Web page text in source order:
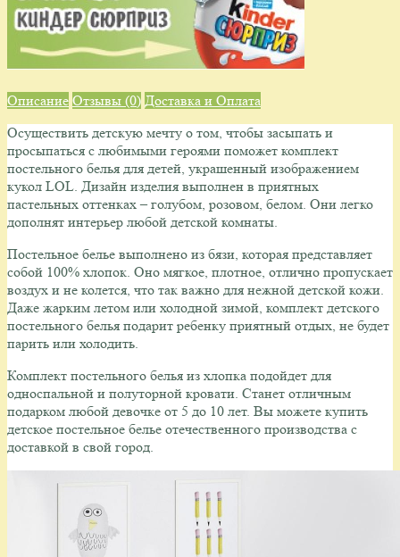
Описание Отзывы (0) Доставка и Оплата
Осуществить детскую мечту о том, чтобы засыпать и
просыпаться с любимыми героями поможет комплект
постельного белья для детей, украшенный изображением
кукол LOL. Дизайн изделия выполнен в приятных
пастельных оттенках – голубом, розовом, белом. Они легко
дополнят интерьер любой детской комнаты.
Постельное белье выполнено из бязи, которая представляет
собой 100% хлопок. Оно мягкое, плотное, отлично пропускает
воздух и не колется, что так важно для нежной детской кожи.
Даже жарким летом или холодной зимой, комплект детского
постельного белья подарит ребенку приятный отдых, не будет
парить или холодить.
Комплект постельного белья из хлопка подойдет для
односпальной и полуторной кровати. Станет отличным
подарком любой девочке от 5 до 10 лет. Вы можете купить
детское постельное белье отечественного производства с
доставкой в свой город.